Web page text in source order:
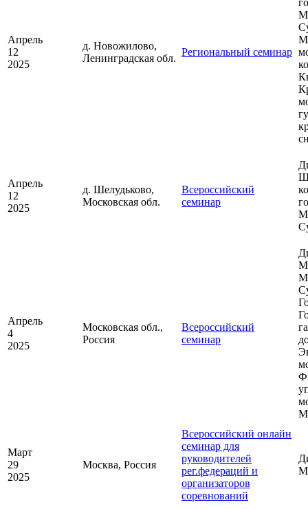
Апрель
12
2025
д. Новожилово,
Ленинградская обл.
Региональный семинар
Апрель
12
2025
д. Шелудьково,
Московская обл.
Всероссийский
семинар
Апрель
4
2025
Московская обл.,
Россия
Всероссийский
семинар
Март
29
2025
Москва, Россия
Всероссийский онлайн
семинар для
руководителей
рег.федераций и
организаторов
соревнований